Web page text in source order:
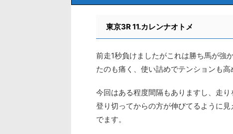
東京3R 11.カレンナオトメ
前走1秒負けましたがこれは勝ち馬が強
たのも痛く、使い詰めでテンションも高
今回はある程度間隔もありますし、走
登り切ってからの方が伸びてるように
でます。